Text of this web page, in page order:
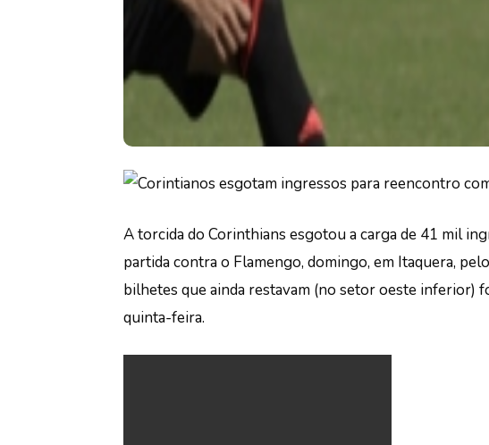
A torcida do Corinthians esgotou a carga de 41 mil
partida contra o Flamengo, domingo, em Itaquera,
bilhetes que ainda restavam (no setor oeste inferior)
quinta-feira.